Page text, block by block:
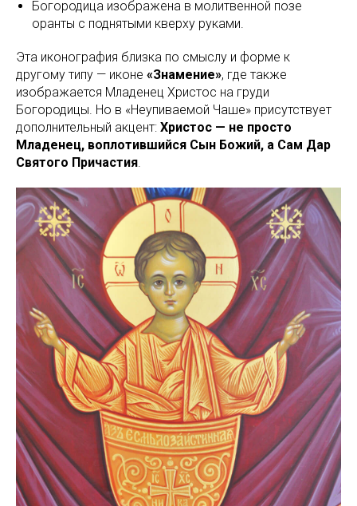
Богородица изображена в молитвенной позе
оранты с поднятыми кверху руками.
Эта иконография близка по смыслу и форме к
другому типу — иконе «Знамение», где также
изображается Младенец Христос на груди
Богородицы. Но в «Неупиваемой Чаше» присутствует
дополнительный акцент: Христос — не просто
Младенец, воплотившийся Сын Божий, а Сам Дар
Святого Причастия